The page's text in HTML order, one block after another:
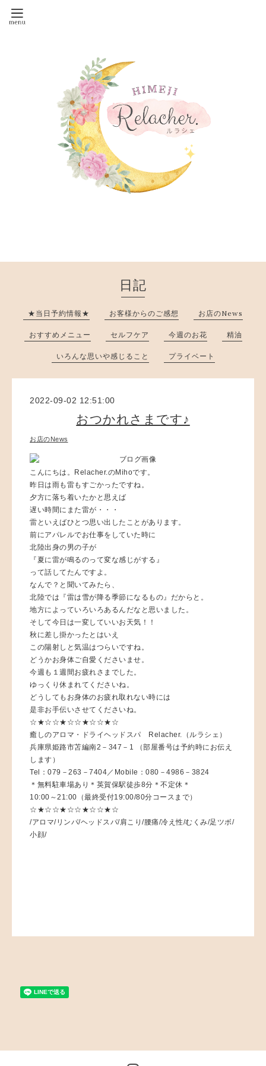
日記
★当日予約情報★ お客様からのご感想 お店のNews
おすすめメニュー セルフケア 今週のお花 精油
いろんな思いや感じること プライベート
2022-09-02 12:51:00
おつかれさまです♪
お店のNews
こんにちは。Relacher.のMihoです。
昨日は雨も雷もすごかったですね。
夕方に落ち着いたかと思えば
遅い時間にまた雷が・・・
雷といえばひとつ思い出したことがあります。
前にアパレルでお仕事をしていた時に
北陸出身の男の子が
『夏に雷が鳴るのって変な感じがする』
って話してたんですよ。
なんで？と聞いてみたら、
北陸では『雷は雪が降る季節になるもの』だからと。
地方によっていろいろあるんだなと思いました。
そして今日は一変していいお天気！！
秋に差し掛かったとはいえ
この陽射しと気温はつらいですね。
どうかお身体ご自愛くださいませ。
今週も１週間お疲れさまでした。
ゆっくり休まれてくださいね。
どうしてもお身体のお疲れ取れない時には
是非お手伝いさせてくださいね。
☆★☆☆★☆☆★☆☆★☆
癒しのアロマ・ドライヘッドスパ Relacher.（ルラシェ）
兵庫県姫路市苫編南2－347－1 （部屋番号は予約時にお伝え
します）
Tel：079－263－7404／Mobile：080－4986－3824
＊無料駐車場あり＊英賀保駅徒歩8分＊不定休＊
10:00～21:00（最終受付19:00/80分コースまで）
☆★☆☆★☆☆★☆☆★☆
/アロマ/リンパ/ヘッドスパ/肩こり/腰痛/冷え性/むくみ/足ツボ/
小顔/